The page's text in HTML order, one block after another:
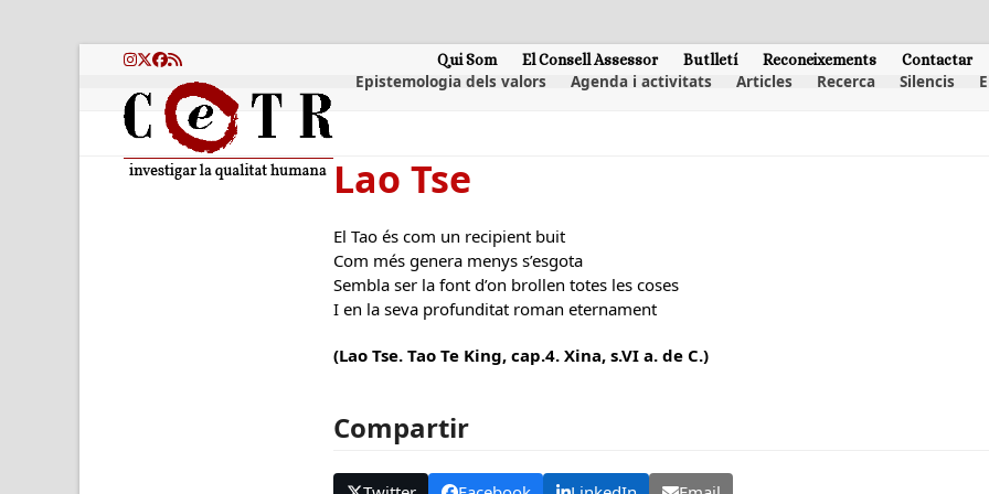
Instagram
Twitter
Facebook
RSS Qui Som El Consell Assessor Butlletí Reconeixements Contactar
Epistemologia dels valors Agenda i activitats Articles Recerca Silencis
Lao Tse
El Tao és com un recipient buit
Com més genera menys s’esgota
Sembla ser la font d’on brollen totes les coses
I en la seva profunditat roman eternament
(Lao Tse. Tao Te King, cap.4. Xina, s.VI a. de C.)
Compartir